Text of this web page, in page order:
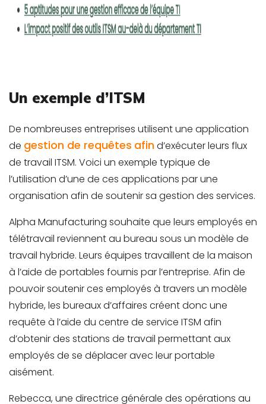
Un exemple d’ITSM
De nombreuses entreprises utilisent une application
de gestion de requêtes afind’exécuter leurs flux
de travail ITSM. Voici un exemple typique de
l’utilisation d’une de ces applications par une
organisation afin de soutenir sa gestion des services.
Alpha Manufacturing souhaite que leurs employés en
télétravail reviennent au bureau sous un modèle de
travail hybride. Leurs équipes travaillent de la maison
à l’aide de portables fournis par l’entreprise. Afin de
pouvoir soutenir ces employés à travers un modèle
hybride, les bureaux d’affaires créent donc une
requête à l’aide du centre de service ITSM afin
d’obtenir des stations de travail permettant aux
employés de se déplacer avec leur portable
aisément.
Rebecca, une directrice générale des opérations au